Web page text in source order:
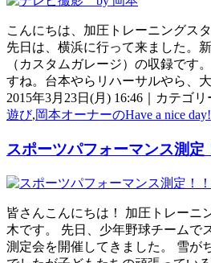
こんにちは、加圧トレーニングス
先日は、横浜に行って来ました。
（カスタムガレージ）の収録です
すね。台本やらリハーサルやら、
2015年3月23日(月) 16:46｜カテゴリ
遊び,岡本オーナーのHave a nice day!
スポーツパフォーマンス
皆さんこんにちは！ 加圧トレーニ
木です。 先日、少年野球チームで
測定会を開催してきました。 雪が